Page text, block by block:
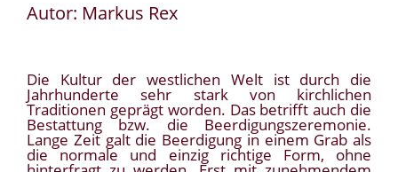
Autor: Markus Rex
Die Kultur der westlichen Welt ist durch die
Jahrhunderte sehr stark von kirchlichen
Traditionen geprägt worden. Das betrifft auch die
Bestattung bzw. die Beerdigungszeremonie.
Lange Zeit galt die Beerdigung in einem Grab als
die normale und einzig richtige Form, ohne